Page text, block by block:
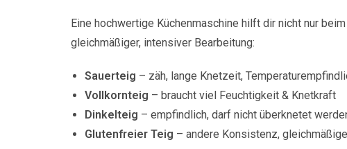
Eine hochwertige Küchenmaschine hilft dir nicht nur
gleichmäßiger, intensiver Bearbeitung:
Sauerteig – zäh, lange Knetzeit,
Vollkornteig – braucht viel Feuchtigkeit & Knetkraft
Dinkelteig – empfindlich, darf nicht überknetet
Glutenfreier Teig – andere Konsistenz,